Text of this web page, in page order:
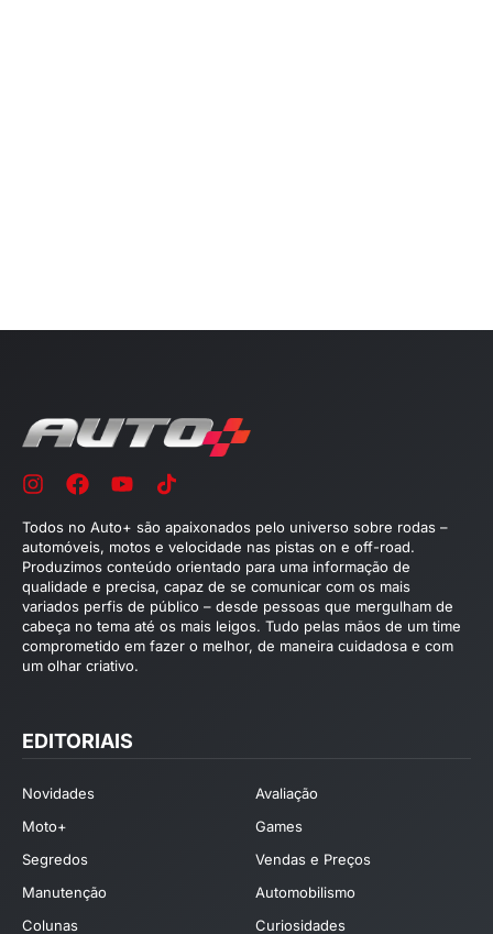
Todos no Auto+ são apaixonados pelo universo sobre rodas –
automóveis, motos e velocidade nas pistas on e off-road.
Produzimos conteúdo orientado para uma informação de
qualidade e precisa, capaz de se comunicar com os mais
variados perfis de público – desde pessoas que mergulham de
cabeça no tema até os mais leigos. Tudo pelas mãos de um time
comprometido em fazer o melhor, de maneira cuidadosa e com
um olhar criativo.
EDITORIAIS
Novidades
Avaliação
Moto+
Games
Segredos
Vendas e Preços
Manutenção
Automobilismo
Colunas
Curiosidades